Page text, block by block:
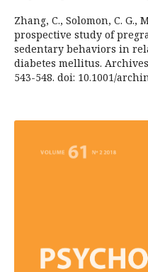
Zhang, C., Solomon, C. G.,
prospective study of
sedentary behaviors in
diabetes mellitus.
543-548. doi: 10.1001/